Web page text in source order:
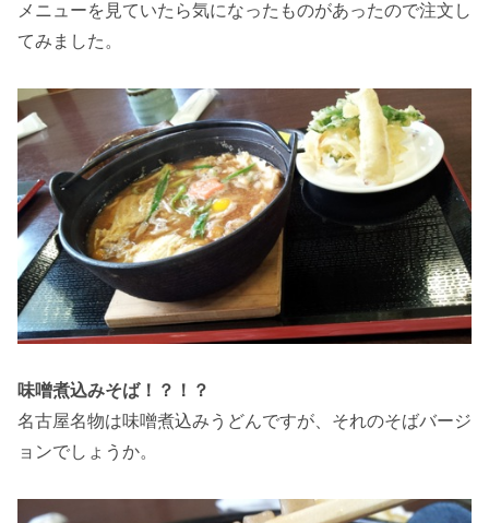
メニューを見ていたら気になったものがあったので注文し
てみました。
味噌煮込みそば！？！？
名古屋名物は味噌煮込みうどんですが、それのそばバージ
ョンでしょうか。